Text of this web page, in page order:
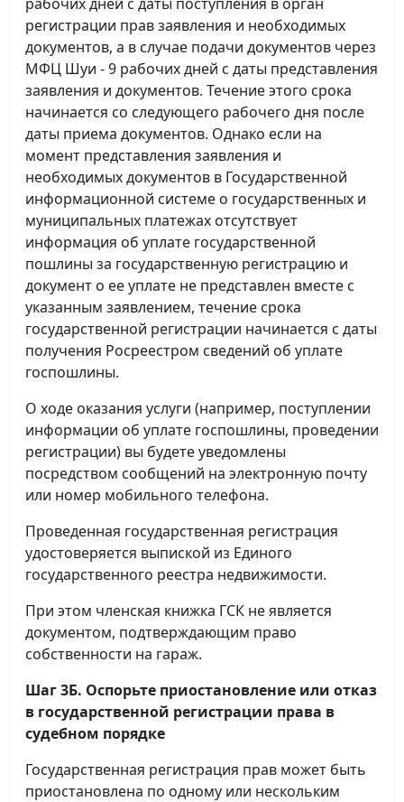
регистрации прав заявления и необходимых
документов, а в случае подачи документов через
МФЦ Шуи - 9 рабочих дней с даты представления
заявления и документов. Течение этого срока
начинается со следующего рабочего дня после
даты приема документов. Однако если на
момент представления заявления и
необходимых документов в Государственной
информационной системе о государственных и
муниципальных платежах отсутствует
информация об уплате государственной
пошлины за государственную регистрацию и
документ о ее уплате не представлен вместе с
указанным заявлением, течение срока
государственной регистрации начинается с даты
получения Росреестром сведений об уплате
госпошлины.
О ходе оказания услуги (например, поступлении
информации об уплате госпошлины, проведении
регистрации) вы будете уведомлены
посредством сообщений на электронную почту
или номер мобильного телефона.
Проведенная государственная регистрация
удостоверяется выпиской из Единого
государственного реестра недвижимости.
При этом членская книжка ГСК не является
документом, подтверждающим право
собственности на гараж.
Шаг 3Б. Оспорьте приостановление или отказ
в государственной регистрации права в
судебном порядке
Государственная регистрация прав может быть
приостановлена по одному или нескольким